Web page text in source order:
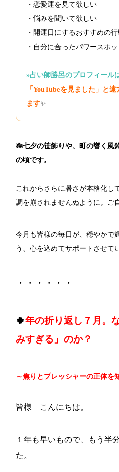
・恋愛運を見て欲しい
・悩みを聞いて欲しい
・開運日にするおすすめの行
・自分に合ったパワースポ
»占い師勝呂のプロフィール
「YouTubeを見ました」と
ます✨
🎋七夕の笹飾りや、町の響く風
の頃です。
これからさらに暑さが本格化し
調を崩されませんぬように。ご
今月も皆様の毎日が、穏やかで
う、心を込めてサポートさせて
・・・・・・
🍀年の折り返し７月。
みすぎる」のか？
～焦りとプレッシャーの正体を
皆様 こんにちは。
１年も早いもので、もう半
た。